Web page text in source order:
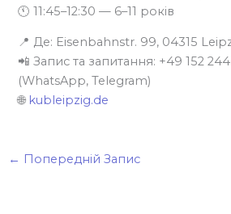
🕚 11:45–12:30 — 6–11 років
📍 Де: Eisenbahnstr. 99, 04315
📲 Запис та запитання: +49 152
(WhatsApp, Telegram)
🌐 kubleipzig.de
← Попередній Запис